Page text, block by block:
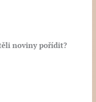
noviny pořídit?